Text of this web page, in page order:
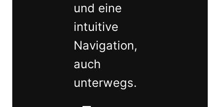
und eine
intuitive
Navigation,
auch
unterwegs.